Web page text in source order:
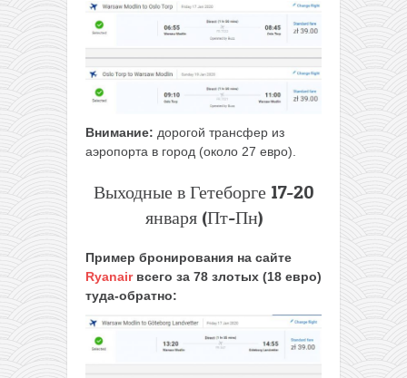
Внимание: дорогой трансфер из
аэропорта в город (около 27 евро).
Выходные в Гетеборге 17-20
января (Пт-Пн)
Пример бронирования на сайте
Ryanairвсего за 78 злотых (18 евро)
туда-обратно: